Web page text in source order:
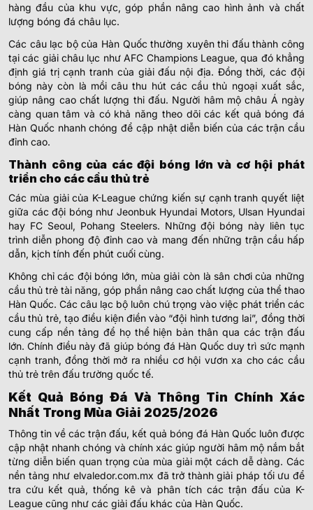
hàng đầu của khu vực, góp phần nâng cao hình ảnh và chất
lượng bóng đá châu lục.
Các câu lạc bộ của Hàn Quốc thường xuyên thi đấu thành công
tại các giải châu lục như AFC Champions League, qua đó khẳng
định giá trị cạnh tranh của giải đấu nội địa. Đồng thời, các đội
bóng này còn là mồi câu thu hút các cầu thủ ngoại xuất sắc,
giúp nâng cao chất lượng thi đấu. Người hâm mộ châu Á ngày
càng quan tâm và có khả năng theo dõi các kết quả bóng đá
Hàn Quốc nhanh chóng để cập nhật diễn biến của các trận cầu
đỉnh cao.
Thành công của các đội bóng lớn và cơ hội phát
triển cho các cầu thủ trẻ
Các mùa giải của K-League chứng kiến sự cạnh tranh quyết liệt
giữa các đội bóng như Jeonbuk Hyundai Motors, Ulsan Hyundai
hay FC Seoul, Pohang Steelers. Những đội bóng này liên tục
trình diễn phong độ đỉnh cao và mang đến những trận cầu hấp
dẫn, kịch tính đến phút cuối cùng.
Không chỉ các đội bóng lớn, mùa giải còn là sân chơi của những
cầu thủ trẻ tài năng, góp phần nâng cao chất lượng của thể thao
Hàn Quốc. Các câu lạc bộ luôn chú trọng vào việc phát triển các
cầu thủ trẻ, tạo điều kiện điền vào “đội hình tương lai”, đồng thời
cung cấp nền tảng để họ thể hiện bản thân qua các trận đấu
lớn. Chính điều này đã giúp bóng đá Hàn Quốc duy trì sức mạnh
cạnh tranh, đồng thời mở ra nhiều cơ hội vươn xa cho các cầu
thủ trẻ trên đấu trường quốc tế.
Kết Quả Bóng Đá Và Thông Tin Chính Xác
Nhất Trong Mùa Giải 2025/2026
Thông tin về các trận đấu, kết quả bóng đá Hàn Quốc luôn được
cập nhật nhanh chóng và chính xác giúp người hâm mộ nắm bắt
từng diễn biến quan trọng của mùa giải một cách dễ dàng. Các
nền tảng như elvaledor.com.mx đã trở thành giải pháp tối ưu để
tra cứu kết quả, thống kê và phân tích các trận đấu của K-
League cũng như các giải đấu khác của Hàn Quốc.